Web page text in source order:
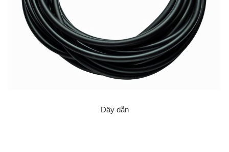
Dây dẫn